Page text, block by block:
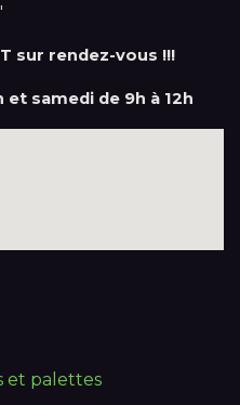
sur rendez-vous !!!
et samedi de 9h à 12h
et palettes